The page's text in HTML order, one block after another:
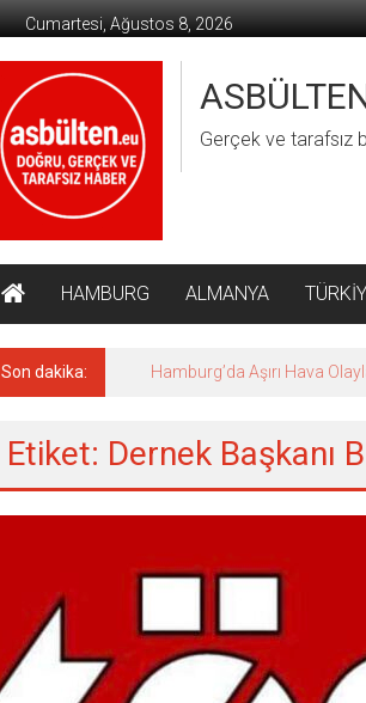
Cumartesi, Ağustos 8, 2026
Gerçek ve tarafsız
HAMBURG ALMANYA
Son dakika: Hamburg’da Aşırı Hava
Etiket: Dernek Başkanı